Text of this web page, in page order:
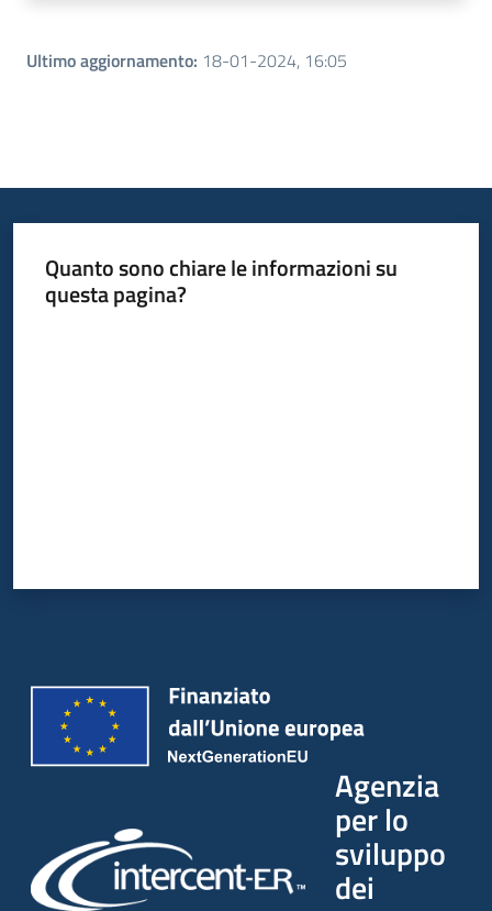
Ultimo aggiornamento: 18-01-2024, 16:05
Quanto sono chiare le informazioni su
questa pagina?
Agenzia
per lo
sviluppo
dei